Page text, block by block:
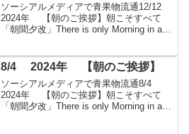
ソーシアルメディアで青果物流通12/12
2024年 【朝のご挨拶】朝こそすべて
「朝聞夕改」There is only Morning in all
199...
8/4 2024年 【朝のご挨拶】
ソーシアルメディアで青果物流通8/4
2024年 【朝のご挨拶】朝こそすべて
「朝聞夕改」There is only Morning in all